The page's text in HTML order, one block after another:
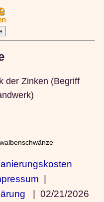
der Zinken (Begriff
|
| 02/21/2026